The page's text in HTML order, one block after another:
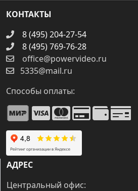
КОНТАКТЫ
8 (495) 204-27-54
8 (495) 769-76-28
office@powervideo.ru
5335@mail.ru
Способы оплаты:
АДРЕС
Центральный офис: